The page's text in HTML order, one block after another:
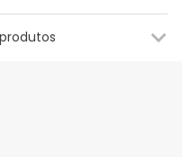
de segurança